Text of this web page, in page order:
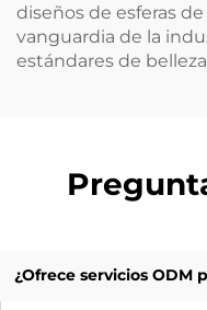
diseños de esferas
vanguardia de la
estándares de
¿Ofrece servicios ODM